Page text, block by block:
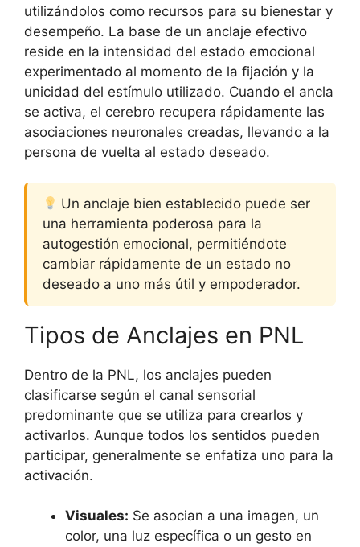
utilizándolos como recursos para su bienestar y
desempeño. La base de un anclaje efectivo
reside en la intensidad del estado emocional
experimentado al momento de la fijación y la
unicidad del estímulo utilizado. Cuando el ancla
se activa, el cerebro recupera rápidamente las
asociaciones neuronales creadas, llevando a la
persona de vuelta al estado deseado.
Un anclaje bien establecido puede ser
una herramienta poderosa para la
autogestión emocional, permitiéndote
cambiar rápidamente de un estado no
deseado a uno más útil y empoderador.
Tipos de Anclajes en PNL
Dentro de la PNL, los anclajes pueden
clasificarse según el canal sensorial
predominante que se utiliza para crearlos y
activarlos. Aunque todos los sentidos pueden
participar, generalmente se enfatiza uno para la
activación.
Visuales: Se asocian a una imagen, un
color, una luz específica o un gesto en